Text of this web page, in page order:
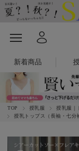
新着商品
TOP 授乳服 授乳服｜
授乳トップス（長袖・七分